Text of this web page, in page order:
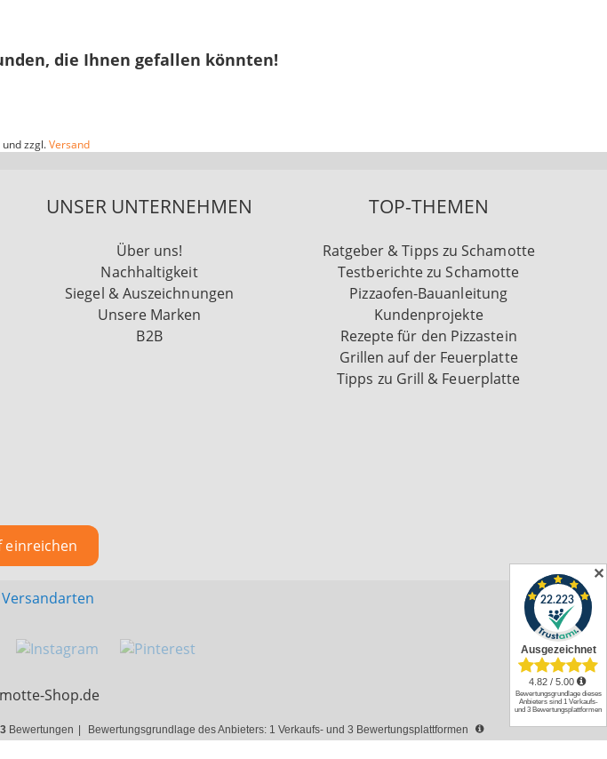
die Ihnen gefallen könnten!
zzgl.Versand
UNSER UNTERNEHMEN
Über uns!
Nachhaltigkeit
Siegel & Auszeichnungen
Unsere Marken
B2B
TOP-THEMEN
Ratgeber & Tipps zu Schamotte
Testberichte zu Schamotte
Pizzaofen-Bauanleitung
Kundenprojekte
Rezepte für den Pizzastein
Grillen auf der Feuerplatte
Tipps zu Grill & Feuerplatte
einreichen
Shop.de
Bewertungen Bewertungsgrundlage des Anbieters: 1 Verkaufs- und 3 Bewertungsplattformen
✕